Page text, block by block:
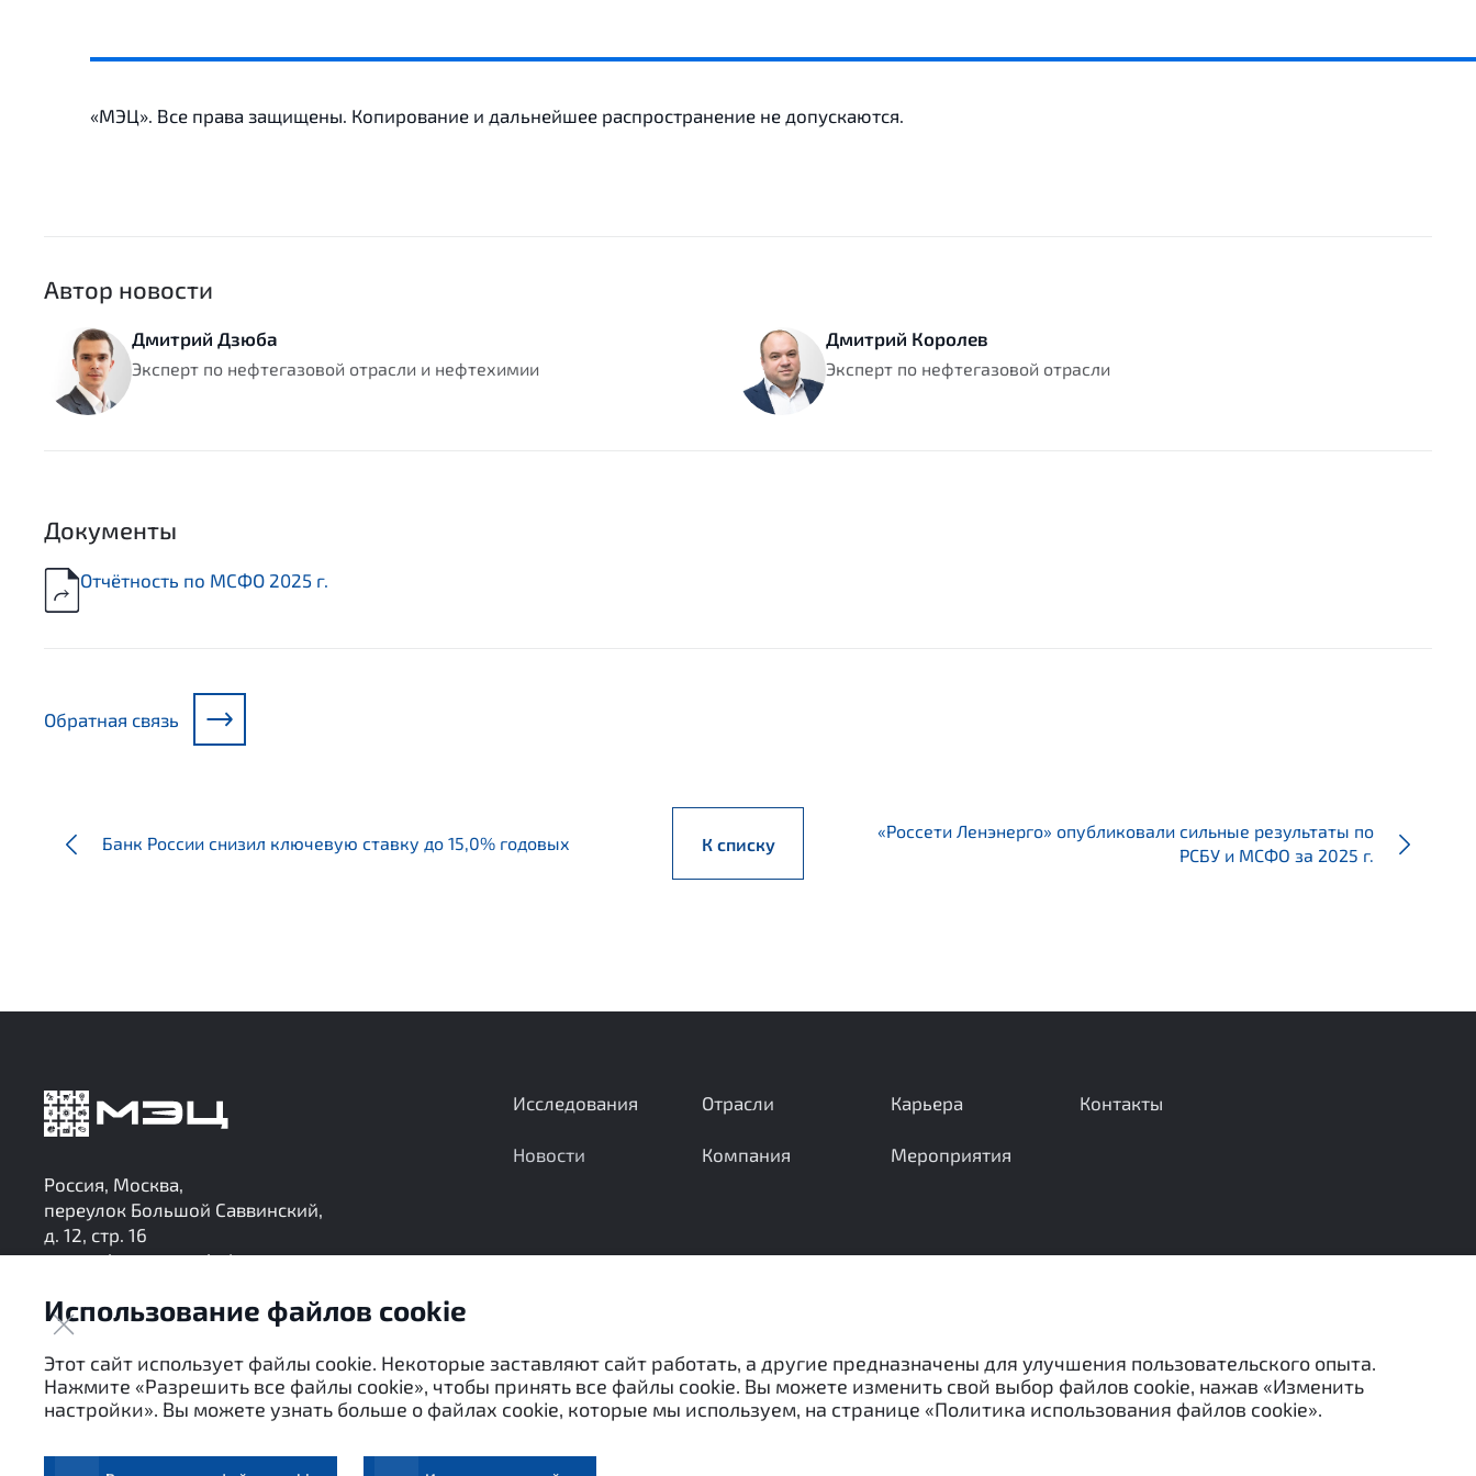
«МЭЦ». Все права защищены. Копирование и дальнейшее распространение не допускаются.
Автор новости
Дмитрий Дзюба
Эксперт по нефтегазовой отрасли и нефтехимии
Дмитрий Королев
Эксперт по нефтегазовой отрасли
Документы
Отчётность по МСФО 2025 г.
Обратная связь
Банк России снизил ключевую ставку до 15,0% годовых К списку
«Россети Ленэнерго» опубликовали сильные результаты по
РСБУ и МСФО за 2025 г.
Россия, Москва,
переулок Большой Саввинский,
д. 12, стр. 16
research@mec-analytics.ru
Исследования
Новости
Отрасли
Компания
Карьера
Мероприятия
Контакты
посредством цитирования или ссылки в средствах массовой информации) без письменного согласия авторов.
Использование файлов cookie
Этот сайт использует файлы cookie. Некоторые заставляют сайт работать, а другие предназначены для улучшения пользовательского опыта.
Нажмите «Разрешить все файлы cookie», чтобы принять все файлы cookie. Вы можете изменить свой выбор файлов cookie, нажав «Изменить
настройки». Вы можете узнать больше о файлах cookie, которые мы используем, на странице «Политика использования файлов cookie».